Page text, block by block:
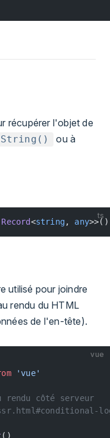
récupérer l'objet de
ou à
ts
Record<string, any>>()
utilisé pour joindre
rendu du HTML
de l'en-tête).
vue
'vue'
côté serveur
()